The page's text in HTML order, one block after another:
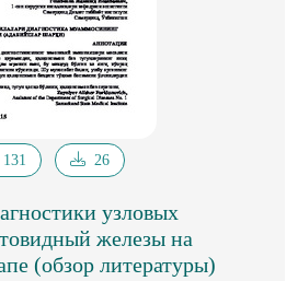
131 26
узловых
железы на
(обзор литературы)